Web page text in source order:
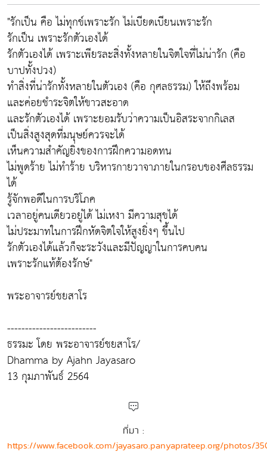
"รักเป็น คือ ไม่ทุกข์เพราะรัก ไม่เบียดเบียนเพราะรัก
รักเป็น เพราะรักตัวเองได้
รักตัวเองได้ เพราะเพียรละสิ่งทั้งหลายในจิตใจที่ไม่น่ารัก (คือ
บาปทั้งปวง)
ทำสิ่งที่น่ารักทั้งหลายในตัวเอง (คือ กุศลธรรม) ให้ถึงพร้อม
และค่อยชำระจิตให้ขาวสะอาด
และรักตัวเองได้ เพราะยอมรับว่าความเป็นอิสระจากกิเลส
เป็นสิ่งสูงสุดที่มนุษย์ควรจะได้
เห็นความสำคัญยิ่งของการฝึกความอดทน
ไม่พูดร้าย ไม่ทำร้าย บริหารกายวาจาภายในกรอบของศีลธรรม
ได้
รู้จักพอดีในการบริโภค
เวลาอยู่คนเดียวอยู่ได้ ไม่เหงา มีความสุขได้
ไม่ประมาทในการฝึกหัดจิตใจให้สูงยิ่งๆ ขึ้นไป
รักตัวเองได้แล้วก็จะระวังและมีปัญญาในการคบคน
เพราะรักแท้ต้องรักษ์"
พระอาจารย์ชยสาโร
-------------------------
ธรรมะ โดย พระอาจารย์ชยสาโร/
Dhamma by Ajahn Jayasaro
13 กุมภาพันธ์ 2564
ที่มา :
https://www.facebook.com/jayasaro.panyaprateep.org/photos/